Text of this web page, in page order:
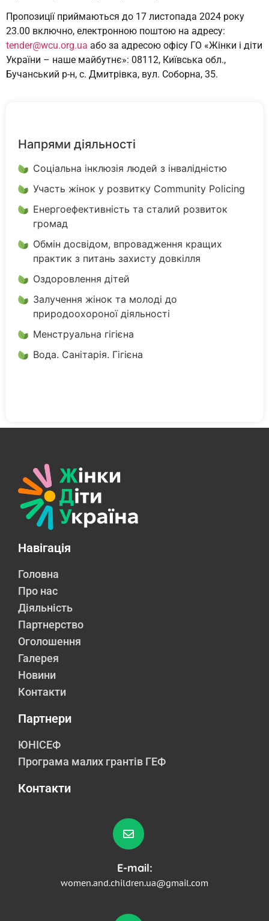
Пропозиції приймаються до 17 листопада 2024 року
23.00 включно, електронною поштою на адресу:
tender@wcu.org.ua або за адресою офісу ГО «Жінки і діти
України – наше майбутнє»: 08112, Київська обл.,
Бучанський р-н, с. Дмитрівка, вул. Соборна, 35.
Напрями діяльності
Соціальна інклюзія людей з інвалідністю
Участь жінок у розвитку Community Policing
Енергоефективність та сталий розвиток
громад
Обмін досвідом, впровадження кращих
практик з питань захисту довкілля
Оздоровлення дітей
Залучення жінок та молоді до
природоохороної діяльності
Менструальна гігієна
Вода. Санітарія. Гігієна
Навігація
Головна
Про нас
Діяльність
Партнерство
Оголошення
Галерея
Новини
Контакти
Партнери
ЮНІСЕФ
Програма малих грантів ГЕФ
Контакти
E-mail:
women.and.children.ua@gmail.com